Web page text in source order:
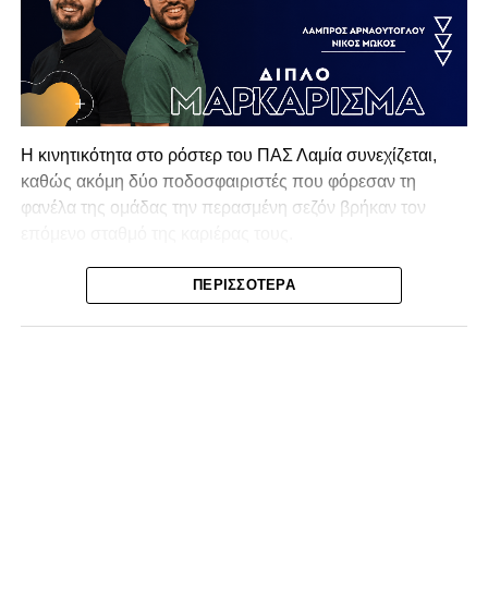
Η κινητικότητα στο ρόστερ του ΠΑΣ Λαμία συνεχίζεται,
καθώς ακόμη δύο ποδοσφαιριστές που φόρεσαν τη
φανέλα της ομάδας την περασμένη σεζόν βρήκαν τον
Ο λόγος για τον Βασίλη Τρούμπουλο και τον Χρυσόστομο
Στάγκο, οι οποίοι θα συνεχίσουν μαζί την ποδοσφαιρική
ΠΕΡΙΣΣΌΤΕΡΑ